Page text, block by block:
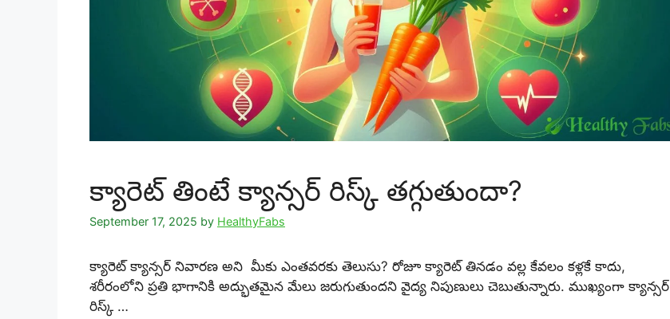
క్యారెట్ తింటే క్యాన్సర్ రిస్క్ తగ్గుతుందా?
September 17, 2025 by HealthyFabs
క్యారెట్ క్యాన్సర్ నివారణ అని మీకు ఎంతవరకు తెలుసు? రోజూ క్యారెట్ తినడం వల్ల కేవలం కళ్లకే కాదు,
శరీరంలోని ప్రతి భాగానికి అద్భుతమైన మేలు జరుగుతుందని వైద్య నిపుణులు చెబుతున్నారు. ముఖ్యంగా క్యాన్సర్
రిస్క్ …